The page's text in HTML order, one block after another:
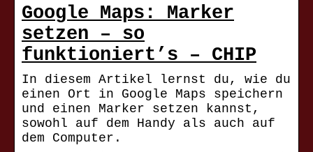
Google Maps: Marker
setzen – so
funktioniert’s – CHIP
In diesem Artikel lernst du, wie du
einen Ort in Google Maps speichern
und einen Marker setzen kannst,
sowohl auf dem Handy als auch auf
dem Computer.